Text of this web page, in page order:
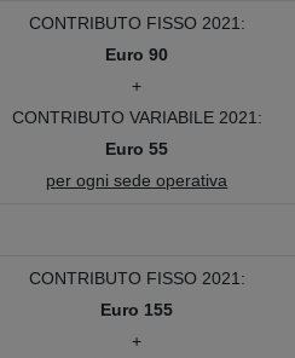
CONTRIBUTO FISSO 2021:
Euro 90
+
CONTRIBUTO VARIABILE 2021:
Euro 55
per ogni sede operativa
CONTRIBUTO FISSO 2021:
Euro 155
+